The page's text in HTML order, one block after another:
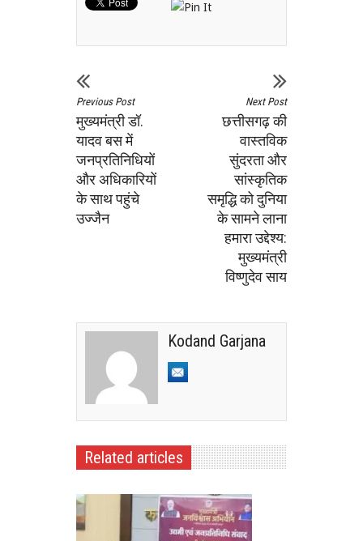
Previous Post
मुख्यमंत्री डॉ.
यादव बस में
जनप्रतिनिधियों
और अधिकारियों
के साथ पहुंचे
उज्जैन
Next Post
छत्तीसगढ़ की
वास्तविक
सुंदरता और
सांस्कृतिक
समृद्धि को दुनिया
के सामने लाना
हमारा उद्देश्य:
मुख्यमंत्री
विष्णुदेव साय
Kodand Garjana
Related articles